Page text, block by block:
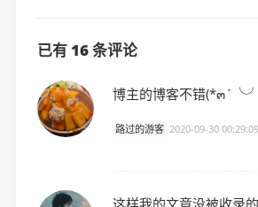
已有 16 条评论
博主的博客不错(*๓
路过的游客 2020-09-30 00:29:09
这样我的文章没被收录